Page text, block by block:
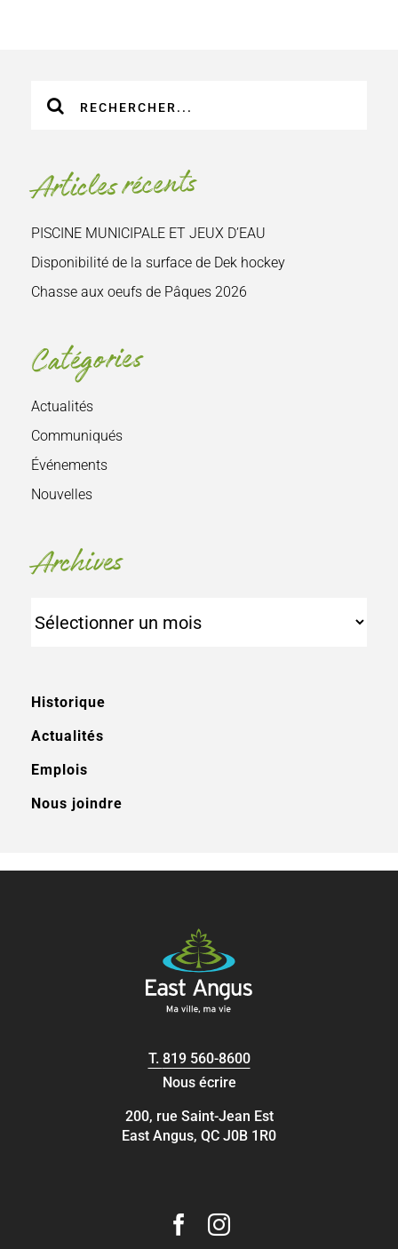
sur
Articles récents
PISCINE MUNICIPALE ET JEUX D’EAU
Disponibilité de la surface de Dek hockey
Chasse aux oeufs de Pâques 2026
Catégories
Actualités
Communiqués
Événements
Nouvelles
Archives
Historique
Actualités
Emplois
Nous joindre
T. 819 560-8600
Nous écrire
200, rue Saint-Jean Est
East Angus, QC J0B 1R0